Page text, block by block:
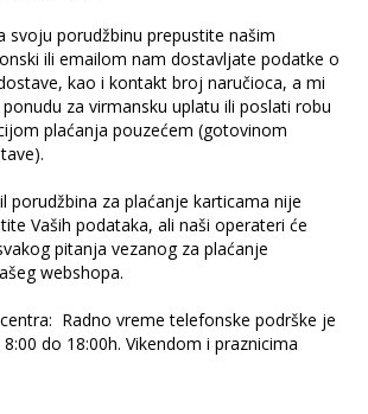
svoju porudžbinu prepustite našim
ili emailom nam dostavljate podatke o
kao i kontakt broj naručioca, a mi
za virmansku uplatu ili poslati robu
plaćanja pouzećem (gotovinom
porudžbina za plaćanje karticama nije
Vaših podataka, ali naši operateri će
pitanja vezanog za plaćanje
webshopa.
Radno vreme telefonske podrške je
do 18:00h. Vikendom i praznicima